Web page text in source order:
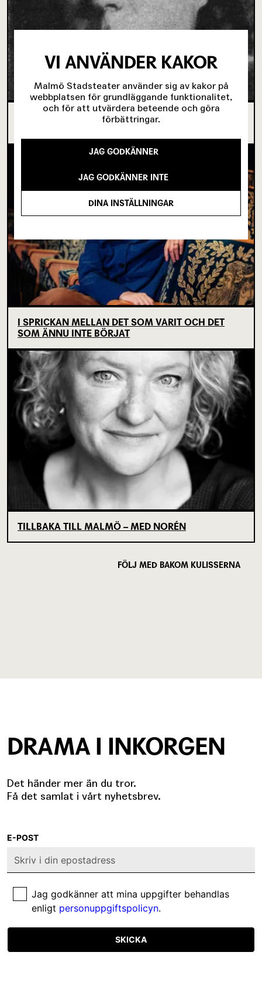
OM TOVE DITLEVSEN OCH
I SPRICKAN MELLAN DET SOM VARIT OCH DET
SOM ÄNNU INTE BÖRJAT
TILLBAKA TILL MALMÖ – MED NORÉN
FÖLJ MED BAKOM KULISSERNA
DRAMA I INKORGEN
Det händer mer än du tror.
Få det samlat i vårt nyhetsbrev.
E-POST
Jag godkänner att mina uppgifter behandlas
enligt personuppgiftspolicyn.
SKICKA
VI ANVÄNDER KAKOR
Malmö Stadsteater använder sig av kakor på
webbplatsen för grundläggande funktionalitet,
och för att utvärdera beteende och göra
förbättringar.
JAG GODKÄNNER
JAG GODKÄNNER INTE
DINA INSTÄLLNINGAR